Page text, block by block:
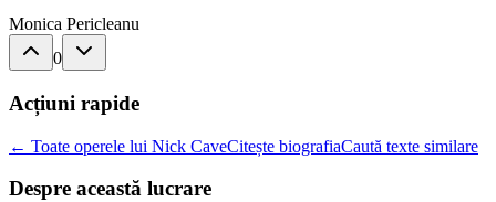
Monica Pericleanu
0
Acțiuni rapide
← Toate operele lui Nick CaveCitește biografiaCaută texte similare
Despre această lucrare